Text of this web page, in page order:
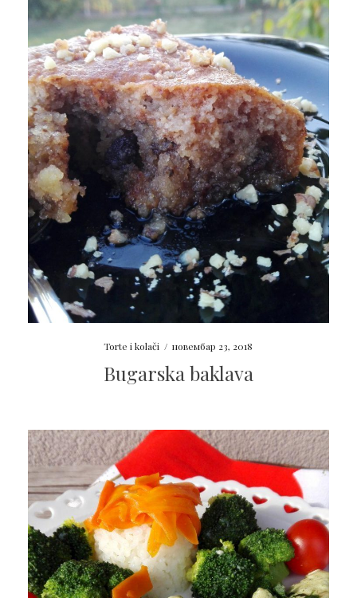
Torte i kolači / новембар 23, 2018
Bugarska baklava